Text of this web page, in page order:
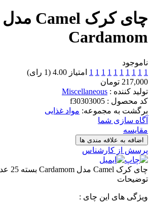
چای کرک Camel مدل
Cardamom
ناموجود
1
1
1
1
1
1
1
1
1
1 امتیاز 4.00 (1 رای)
217,000 تومان
تولید کننده : Miscellaneous
کد محصول : f30303005
برگشت به مجموعه: مواد غذایی
آگاه سازی شما
مقایسه
اضافه به علاقه مندی ها
پرسش از کارشناس
چای کرک Camel مدل Cardamom بسته 25 عددی
توضیحات
ویژگی های این چای :